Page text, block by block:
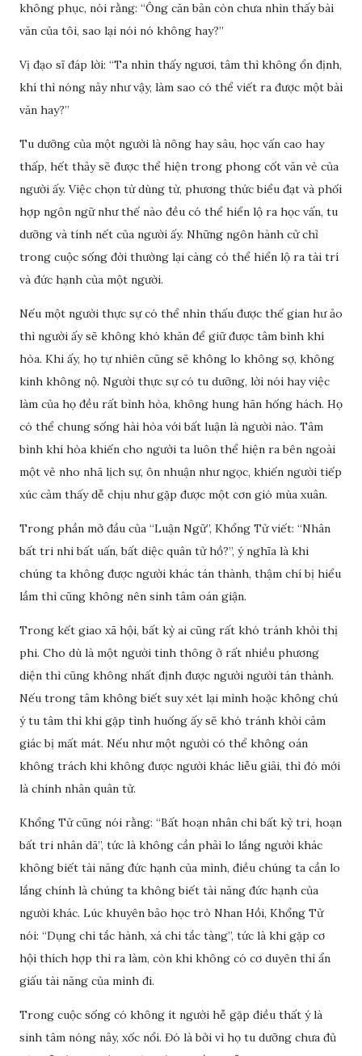
không phục, nói rằng: “Ông căn bản còn chưa nhìn thấy bài
văn của tôi, sao lại nói nó không hay?”
Vị đạo sĩ đáp lời: “Ta nhìn thấy ngươi, tâm thì không ổn định,
khí thì nóng nảy như vậy, làm sao có thể viết ra được một bài
văn hay?”
Tu dưỡng của một người là nông hay sâu, học vấn cao hay
thấp, hết thảy sẽ được thể hiện trong phong cốt văn vẻ của
người ấy. Việc chọn từ dùng từ, phương thức biểu đạt và phối
hợp ngôn ngữ như thế nào đều có thể hiển lộ ra học vấn, tu
dưỡng và tính nết của người ấy. Những ngôn hành cử chỉ
trong cuộc sống đời thường lại càng có thể hiển lộ ra tài trí
và đức hạnh của một người.
Nếu một người thực sự có thể nhìn thấu được thế gian hư ảo
thì người ấy sẽ không khó khăn để giữ được tâm bình khí
hòa. Khi ấy, họ tự nhiên cũng sẽ không lo không sợ, không
kinh không nộ. Người thực sự có tu dưỡng, lời nói hay việc
làm của họ đều rất bình hòa, không hung hãn hống hách. Họ
có thể chung sống hài hòa với bất luận là người nào. Tâm
bình khí hòa khiến cho người ta luôn thể hiện ra bên ngoài
một vẻ nho nhã lịch sự, ôn nhuận như ngọc, khiến người tiếp
xúc cảm thấy dễ chịu như gặp được một cơn gió mùa xuân.
Trong phần mở đầu của “Luận Ngữ”, Khổng Tử viết: “Nhân
bất tri nhi bất uấn, bất diệc quân tử hồ?”, ý nghĩa là khi
chúng ta không được người khác tán thành, thậm chí bị hiểu
lầm thì cũng không nên sinh tâm oán giận.
Trong kết giao xã hội, bất kỳ ai cũng rất khó tránh khỏi thị
phi. Cho dù là một người tinh thông ở rất nhiều phương
diện thì cũng không nhất định được người người tán thành.
Nếu trong tâm không biết suy xét lại mình hoặc không chú
ý tu tâm thì khi gặp tình huống ấy sẽ khó tránh khỏi cảm
giác bị mất mát. Nếu như một người có thể không oán
không trách khi không được người khác liễu giải, thì đó mới
là chính nhân quân tử.
Khổng Tử cũng nói rằng: “Bất hoạn nhân chi bất kỷ tri, hoạn
bất tri nhân dã”, tức là không cần phải lo lắng người khác
không biết tài năng đức hạnh của mình, điều chúng ta cần lo
lắng chính là chúng ta không biết tài năng đức hạnh của
người khác. Lúc khuyên bảo học trò Nhan Hồi, Khổng Tử
nói: “Dụng chi tắc hành, xá chi tắc tàng”, tức là khi gặp cơ
hội thích hợp thì ra làm, còn khi không có cơ duyên thì ẩn
giấu tài năng của mình đi.
Trong cuộc sống có không ít người hễ gặp điều thất ý là
sinh tâm nóng nảy, xốc nổi. Đó là bởi vì họ tu dưỡng chưa đủ